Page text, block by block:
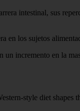
intestinal, sus
en los sujetos
un incremento en la
style diet